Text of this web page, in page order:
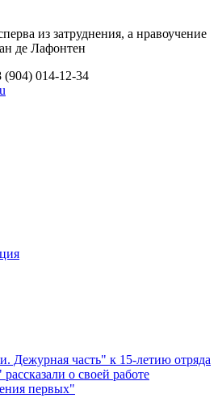
из затруднения, а нравоучение
де Лафонтен
(904) 014-12-34
Дежурная часть" к 15-летию отряда
о своей работе
первых"